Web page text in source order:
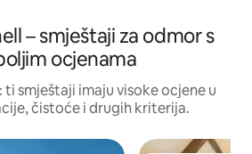
– smještaji za odmor s
ocjenama
ti smještaji imaju visoke ocjene u
čistoće i drugih kriterija.